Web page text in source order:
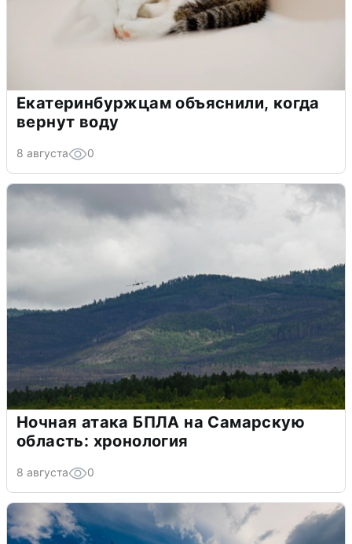
Екатеринбуржцам объяснили, когда
вернут воду
8 августа 0
Ночная атака БПЛА на Самарскую
область: хронология
8 августа 0